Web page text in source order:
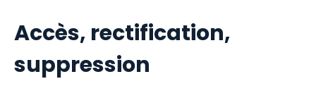
Accès, rectification,
suppression